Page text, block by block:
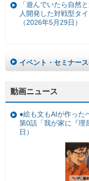
「遊んでいたら自然
人開発した対戦型タ
（2026年5月29日）
イベント・セミナー
動画ニュース
●絵も文もAIが作った
第0話「我が家に『理
日）